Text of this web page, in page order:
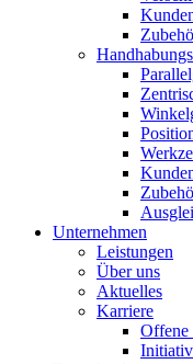
Unternehmen
Leistungen
Über uns
Aktuelles
Karriere
Offene